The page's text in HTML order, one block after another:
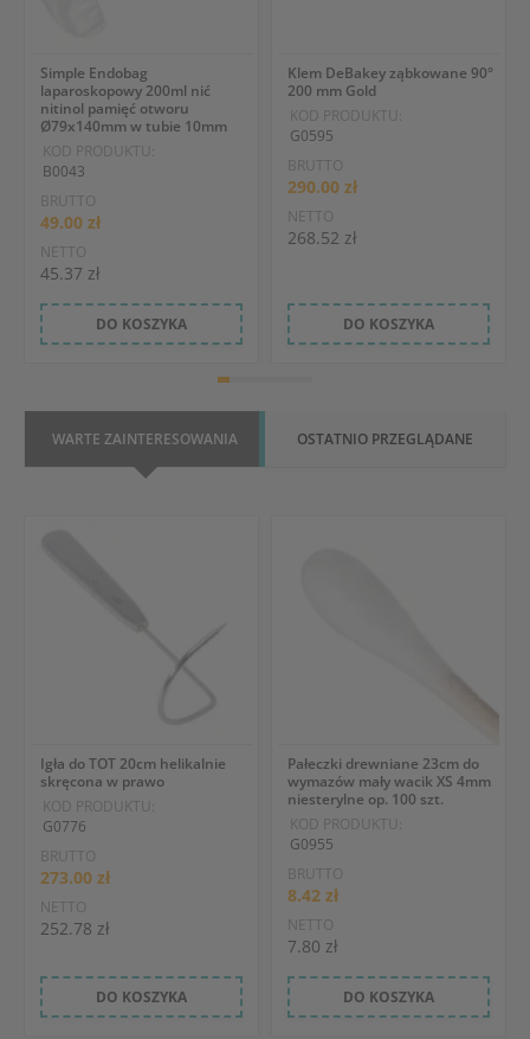
Simple Endobag
laparoskopowy 200ml nić
nitinol pamięć otworu
Ø79x140mm w tubie 10mm
KOD PRODUKTU:
B0043
BRUTTO
49.00 zł
NETTO
45.37 zł
DO KOSZYKA
Klem DeBakey ząbkowane 90°
200 mm Gold
KOD PRODUKTU:
G0595
BRUTTO
290.00 zł
NETTO
268.52 zł
DO KOSZYKA
WARTE ZAINTERESOWANIA OSTATNIO PRZEGLĄDANE
Igła do TOT 20cm helikalnie
skręcona w prawo
KOD PRODUKTU:
G0776
BRUTTO
273.00 zł
NETTO
252.78 zł
DO KOSZYKA
Pałeczki drewniane 23cm do
wymazów mały wacik XS 4mm
niesterylne op. 100 szt.
KOD PRODUKTU:
G0955
BRUTTO
8.42 zł
NETTO
7.80 zł
DO KOSZYKA